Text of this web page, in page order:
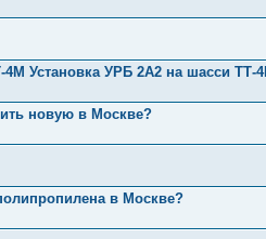
4М Установка УРБ 2А2 на шасси
новую в Москве?
в Москве?